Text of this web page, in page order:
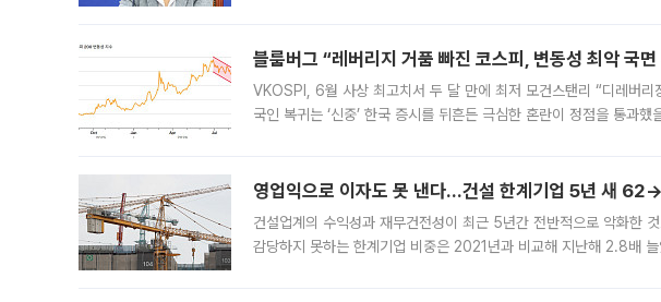
블룸버그 “레버리지 거품 빠진 코스피, 변동성 최악 국
VKOSPI, 6월 사상 최고치서 두 달 만에 최저 모건스탠리 “디레버리
국인 복귀는 ‘신중’ 한국 증시를 뒤흔든 극심한 혼란이 정점을 통과
영업익으로 이자도 못 낸다…건설 한계기업 5년 새
건설업계의 수익성과 재무건전성이 최근 5년간 전반적으로 악화한
감당하지 못하는 한계기업 비중은 2021년과 비교해 지난해 2.8배 늘